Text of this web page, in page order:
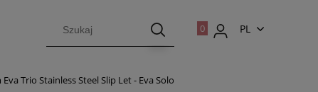
PL
Trio Stainless Steel Slip Let - Eva Solo